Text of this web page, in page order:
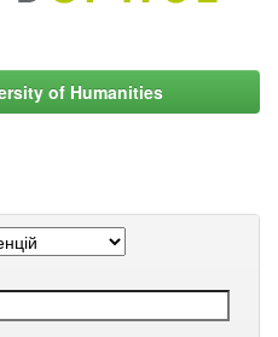
of Humanities